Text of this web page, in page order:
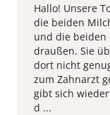
Hallo! Unsere
die beiden
und die beiden
draußen. Sie
dort nicht
zum Zahnarzt
gibt sich
d ...